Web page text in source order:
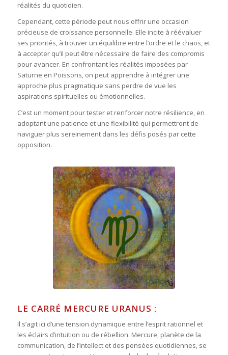
réalités du quotidien.
Cependant, cette période peut nous offrir une occasion
précieuse de croissance personnelle. Elle incite à réévaluer
ses priorités, à trouver un équilibre entre l’ordre et le chaos, et
à accepter qu’il peut être nécessaire de faire des compromis
pour avancer. En confrontant les réalités imposées par
Saturne en Poissons, on peut apprendre à intégrer une
approche plus pragmatique sans perdre de vue les
aspirations spirituelles ou émotionnelles.
C’est un moment pour tester et renforcer notre résilience, en
adoptant une patience et une flexibilité qui permettront de
naviguer plus sereinement dans les défis posés par cette
opposition.
LE CARRÉ MERCURE URANUS :
Il s’agit ici d’une tension dynamique entre l’esprit rationnel et
les éclairs d’intuition ou de rébellion. Mercure, planète de la
communication, de l’intellect et des pensées quotidiennes, se